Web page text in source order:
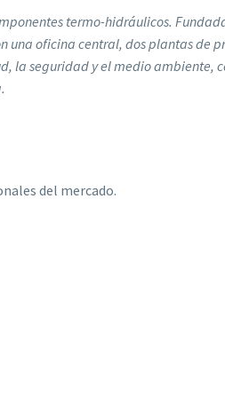
termo-hidráulicos.
una oficina central, dos plantas de
la seguridad y el medio ambiente,
del mercado.